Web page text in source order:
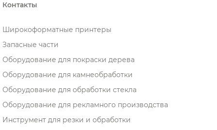
Контакты
Широкоформатные принтеры
Запасные части
Оборудование для покраски дерева
Оборудование для камнеобработки
Оборудование для обработки стекла
Оборудование для рекламного производства
Инструмент для резки и обработки